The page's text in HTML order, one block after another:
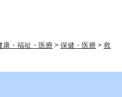
康・福祉・医療 > 保健・医療 > 救